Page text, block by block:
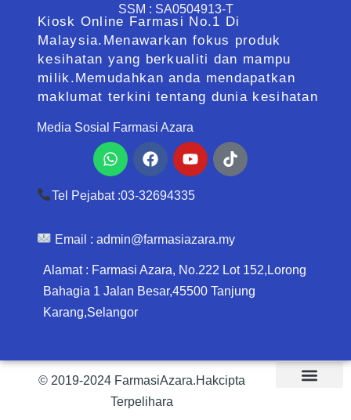
SSM : SA0504913-T
Kiosk Online Farmasi No.1 Di
Malaysia.Menawarkan fokus produk
kesihatan yang berkualiti dan mampu
milik.Memudahkan anda mendapatkan
maklumat terkini tentang dunia kesihatan
Media Sosial Farmasi Azara
WhatsappFacebookYoutubeTiktok
Tel Pejabat :03-32694335
Email : admin@farmasiazara.my
Alamat : Farmasi Azara, No.222 Lot 152,Lorong
Bahagia 1 Jalan Besar,45500 Tanjung
Karang,Selangor
© 2019-2024 FarmasiAzara.Hakcipta
Terpelihara